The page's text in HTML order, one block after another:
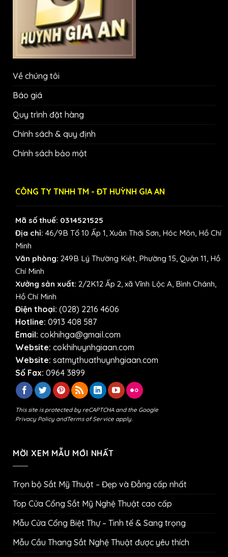
Về chúng tôi
Báo giá
Quy trình đặt hàng
Chính sách & quy định
Chính sách bảo mật
CÔNG TY TNHH TM - ĐT HUỲNH GIA AN
Mã số thuế: 0314521525
Địa chỉ: 46/9B Tổ 10 Ấp 1, Xuân Thới Sơn, Hóc Môn, Hồ Chí
Minh
Văn phòng: 249B Lý Thường Kiệt, Phường 15, Quận 11, Hồ
Chí Minh
Xưởng sản xuất: 2/2K12 Ấp 2, xã Vĩnh Lộc A, Bình Chánh,
Hồ Chí Minh
Điện thoại: (028) 2216 4606
Hotline: 0913 408 587
Email: cokhihga@gmail.com
Website: cokhihuynhgiaan.com
Website: satmythuathuynhgiaan.com
Số Fax: 0964 3899
This site is protected by reCAPTCHA and the Google
Privacy PolicyandTerms of Serviceapply.
MỜI XEM MẪU MỚI NHẤT
Trọn bộ Sắt Mỹ Thuật – Đẹp và Đẳng cấp nhất
Top Cửa Cổng Sắt Mỹ Nghệ Thuật cao cấp
Mẫu Cửa Cổng Biệt Thự – Tinh tế & Sang trọng
Mẫu Cầu Thang Sắt Nghệ Thuật được yêu thích